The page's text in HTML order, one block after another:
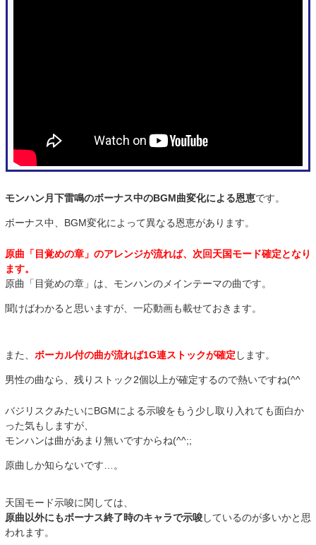
モンハン月下雷鳴のボーナス中のBGM曲変化による恩恵です。
ボーナス中、BGM変化によって異なる恩恵があります。
原曲「目覚めの章」のアレンジが流れば、次回天国モード確定となり
ます。
原曲「目覚めの章」は、モンハンのメインテーマの曲です。
聞けばわかると思いますが、一応動画も載せておきます。
また、 ボーカル付の曲が流れば1G連ストックが確定 します。
男性の曲なら、残りストック2個以上が確定するので熱いですね(^^ゞ
バジリスクみたいにBGMによる示唆をもう少し取り入れても面白か
った気もしますが、
モンハンは曲があまり無いですからね(^^;;
原曲しか知らないです…。
天国モード示唆に関しては、
原曲以外にもボーナス終了時のキャラで示唆しているのが多いかと思
われます。